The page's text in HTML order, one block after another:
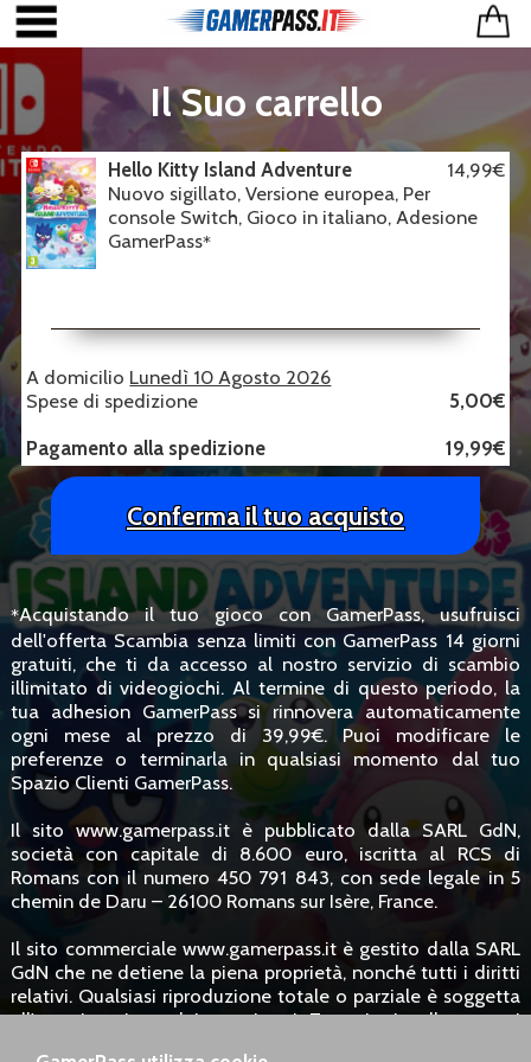
Il Suo carrello
14,99€
Hello Kitty Island Adventure
Nuovo sigillato, Versione europea, Per
console Switch, Gioco in italiano, Adesione
GamerPass*
A domicilio Lunedì 10 Agosto 2026
Spese di spedizione
5,00€
19,99€
Pagamento alla spedizione
Conferma il tuo acquisto
*Acquistando il tuo gioco con GamerPass, usufruisci
dell'offerta Scambia senza limiti con GamerPass 14 giorni
gratuiti, che ti da accesso al nostro servizio di scambio
illimitato di videogiochi. Al termine di questo periodo, la
tua adhesion GamerPass si rinnovera automaticamente
ogni mese al prezzo di 39,99€. Puoi modificare le
preferenze o terminarla in qualsiasi momento dal tuo
Spazio Clienti GamerPass.
Il sito www.gamerpass.it è pubblicato dalla SARL GdN,
società con capitale di 8.600 euro, iscritta al RCS di
Romans con il numero 450 791 843, con sede legale in 5
chemin de Daru – 26100 Romans sur Isère, France.
Il sito commerciale www.gamerpass.it è gestito dalla SARL
GdN che ne detiene la piena proprietà, nonché tutti i diritti
relativi. Qualsiasi riproduzione totale o parziale è soggetta
all'autorizzazione dei proprietari. Tuttavia, i collegamenti